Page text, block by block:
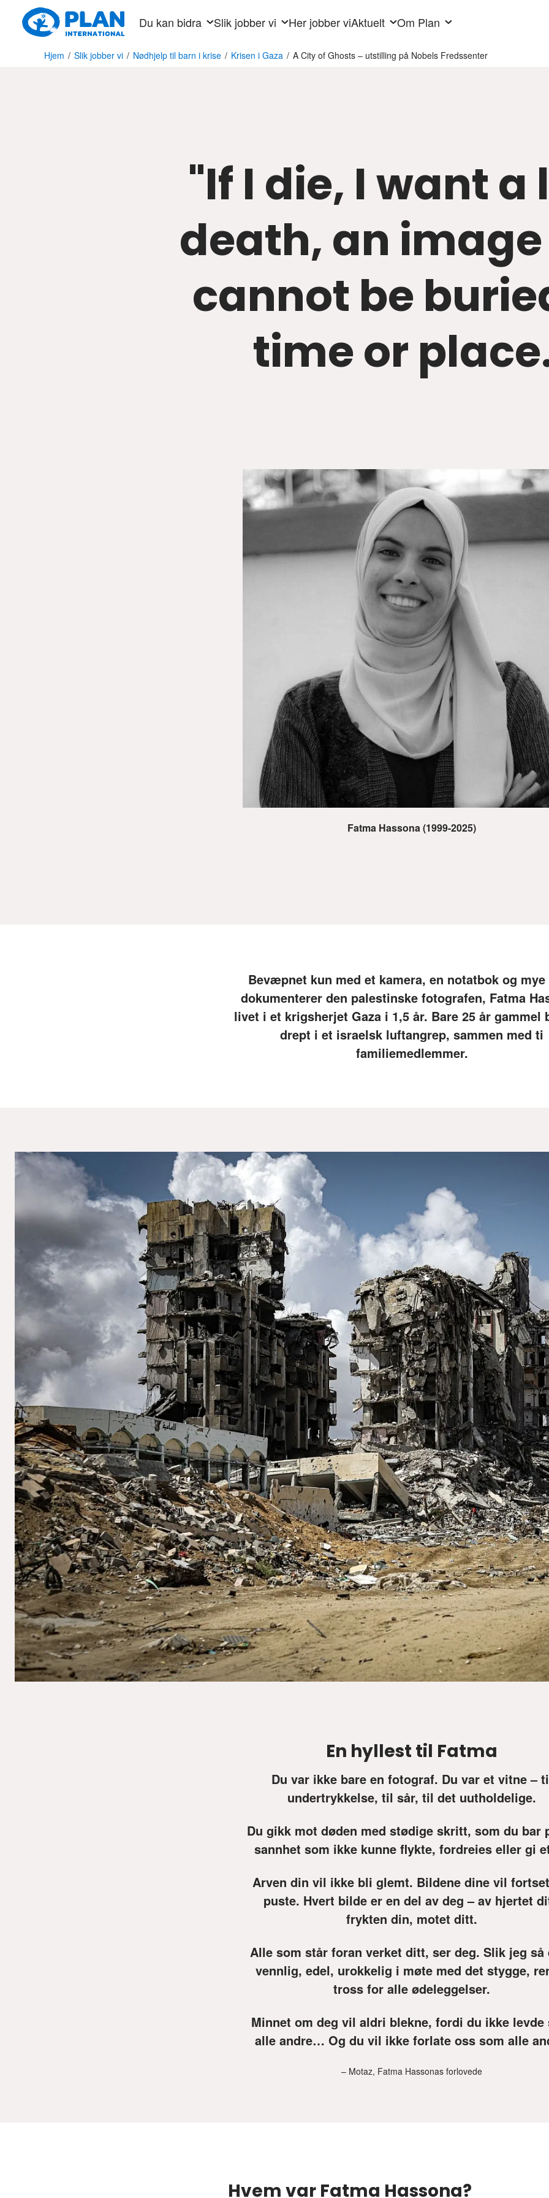
hovedinnhold
Du kan bidra Slik jobber vi Her jobber viAktuelt Om Plan
Hjem / Slik jobber vi / Nødhjelp til barn i krise / Krisen i Gaza / A City of Ghosts – utstilling på Nobels Fredssenter
"If I die, I want a
death, an
cannot be
time or
Fatma Hassona (1999-2025)
Bevæpnet kun med et kamera, en notatbok og mye
dokumenterer den palestinske fotografen, Fatma
livet i et krigsherjet Gaza i 1,5 år. Bare 25 år gammel
drept i et israelsk luftangrep, sammen med ti
familiemedlemmer.
En hyllest til Fatma
Du var ikke bare en fotograf. Du var et vitne –
undertrykkelse, til sår, til det uutholdelige.
Du gikk mot døden med stødige skritt, som du bar
sannhet som ikke kunne flykte, fordreies eller gi
Arven din vil ikke bli glemt. Bildene dine vil
puste. Hvert bilde er en del av deg – av hjertet
frykten din, motet ditt.
Alle som står foran verket ditt, ser deg. Slik jeg så
vennlig, edel, urokkelig i møte med det stygge,
tross for alle ødeleggelser.
Minnet om deg vil aldri blekne, fordi du ikke levde
alle andre… Og du vil ikke forlate oss som alle
– Motaz, Fatma Hassonas forlovede
Hvem var Fatma Hassona?